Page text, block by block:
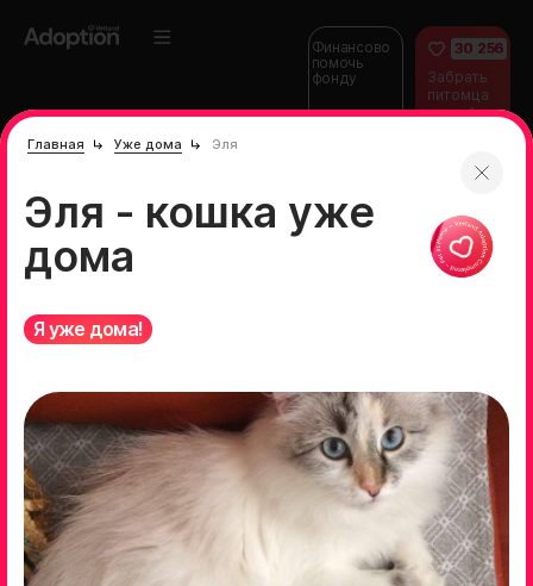
Финансово
помочь
фонду
30 256
Забрать
питомца
домой
Главная Уже дома Эля
Эля - кошка уже
дома
Я уже дома!